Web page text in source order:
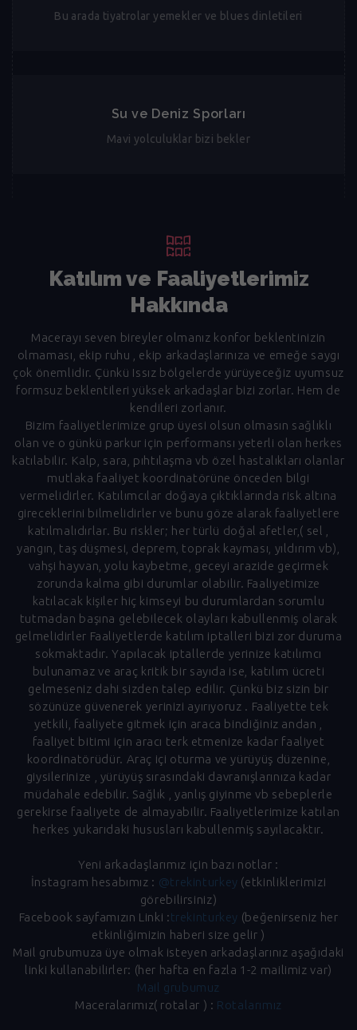
Bu arada tiyatrolar yemekler ve blues dinletileri
Su ve Deniz Sporları
Mavi yolculuklar bizi bekler
Katılım ve Faaliyetlerimiz
Hakkında
Macerayı seven bireyler olmanız konfor beklentinizin
olmaması, ekip ruhu , ekip arkadaşlarınıza ve emeğe saygı
çok önemlidir. Çünkü Issız bölgelerde yürüyeceğiz uyumsuz
formsuz beklentileri yüksek arkadaşlar bizi zorlar. Hem de
kendileri zorlanır.
Bizim faaliyetlerimize grup üyesi olsun olmasın sağlıklı
olan ve o günkü parkur için performansı yeterli olan herkes
katılabilir. Kalp, sara, pıhtılaşma vb özel hastalıkları olanlar
mutlaka faaliyet koordinatörüne önceden bilgi
vermelidirler. Katılımcılar doğaya çıktıklarında risk altına
gireceklerini bilmelidirler ve bunu göze alarak faaliyetlere
katılmalıdırlar. Bu riskler; her türlü doğal afetler,( sel ,
yangın, taş düşmesi, deprem, toprak kayması, yıldırım vb),
vahşi hayvan, yolu kaybetme, geceyi arazide geçirmek
zorunda kalma gibi durumlar olabilir. Faaliyetimize
katılacak kişiler hiç kimseyi bu durumlardan sorumlu
tutmadan başına gelebilecek olayları kabullenmiş olarak
gelmelidirler Faaliyetlerde katılım iptalleri bizi zor duruma
sokmaktadır. Yapılacak iptallerde yerinize katılımcı
bulunamaz ve araç kritik bir sayıda ise, katılım ücreti
gelmeseniz dahi sizden talep edilir. Çünkü biz sizin bir
sözünüze güvenerek yerinizi ayırıyoruz . Faaliyette tek
yetkili, faaliyete gitmek için araca bindiğiniz andan ,
faaliyet bitimi için aracı terk etmenize kadar faaliyet
koordinatörüdür. Araç içi oturma ve yürüyüş düzenine,
giysilerinize , yürüyüş sırasındaki davranışlarınıza kadar
müdahale edebilir. Sağlık , yanlış giyinme vb sebeplerle
gerekirse faaliyete de almayabilir. Faaliyetlerimize katılan
herkes yukarıdaki hususları kabullenmiş sayılacaktır.
Yeni arkadaşlarımız için bazı notlar :
İnstagram hesabımız : @trekinturkey (etkinliklerimizi
görebilirsiniz)
Facebook sayfamızın Linki :trekinturkey (beğenirseniz her
etkinliğimizin haberi size gelir )
Mail grubumuza üye olmak isteyen arkadaşlarınız aşağıdaki
linki kullanabilirler: (her hafta en fazla 1-2 mailimiz var)
Mail grubumuz
Maceralarımız( rotalar ) : Rotalarımız